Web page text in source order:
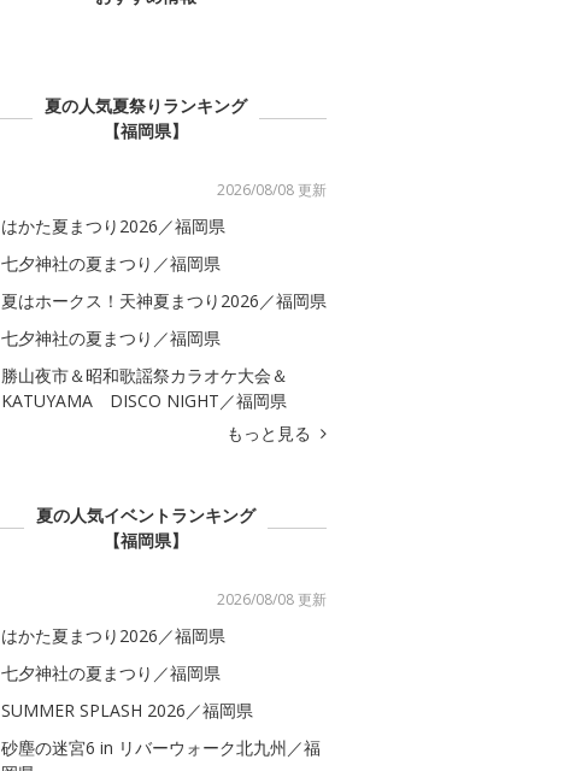
夏の人気夏祭りランキング
【福岡県】
2026/08/08 更新
はかた夏まつり2026／福岡県
七夕神社の夏まつり／福岡県
夏はホークス！天神夏まつり2026／福岡県
七夕神社の夏まつり／福岡県
勝山夜市＆昭和歌謡祭カラオケ大会＆
KATUYAMA DISCO NIGHT／福岡県
もっと見る
夏の人気イベントランキング
【福岡県】
2026/08/08 更新
はかた夏まつり2026／福岡県
七夕神社の夏まつり／福岡県
SUMMER SPLASH 2026／福岡県
砂塵の迷宮6 in リバーウォーク北九州／福